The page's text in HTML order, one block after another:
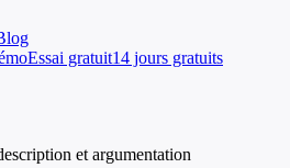
Essai gratuit14 jours gratuits
et argumentation